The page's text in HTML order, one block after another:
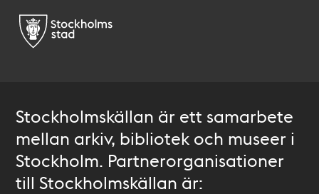
Stockholmskällan är ett samarbete
mellan arkiv, bibliotek och museer i
Stockholm. Partnerorganisationer
till Stockholmskällan är: